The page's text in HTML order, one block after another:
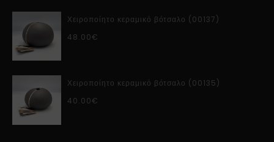
Χειροποίητο κεραμικό βότσαλο (00137)
48.00€
Χειροποίητο κεραμικό βότσαλο (00135)
40.00€